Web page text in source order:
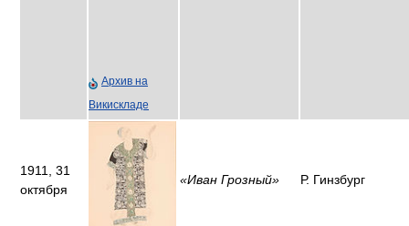
Архив на
Викискладе
1911, 31
октября
«Иван Грозный» Р. Гинзбург